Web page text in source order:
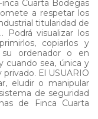
Cuarta Bodegas
a respetar los
titularidad de
Podrá visualizar los
copiarlos y
ordenador o en
cuando sea, única y
El USUARIO
eludir o manipular
de seguridad
de Finca Cuarta